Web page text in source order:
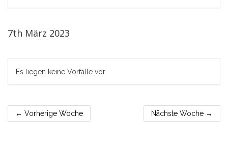
7th März 2023
Es liegen keine Vorfälle vor
← Vorherige Woche Nächste Woche →